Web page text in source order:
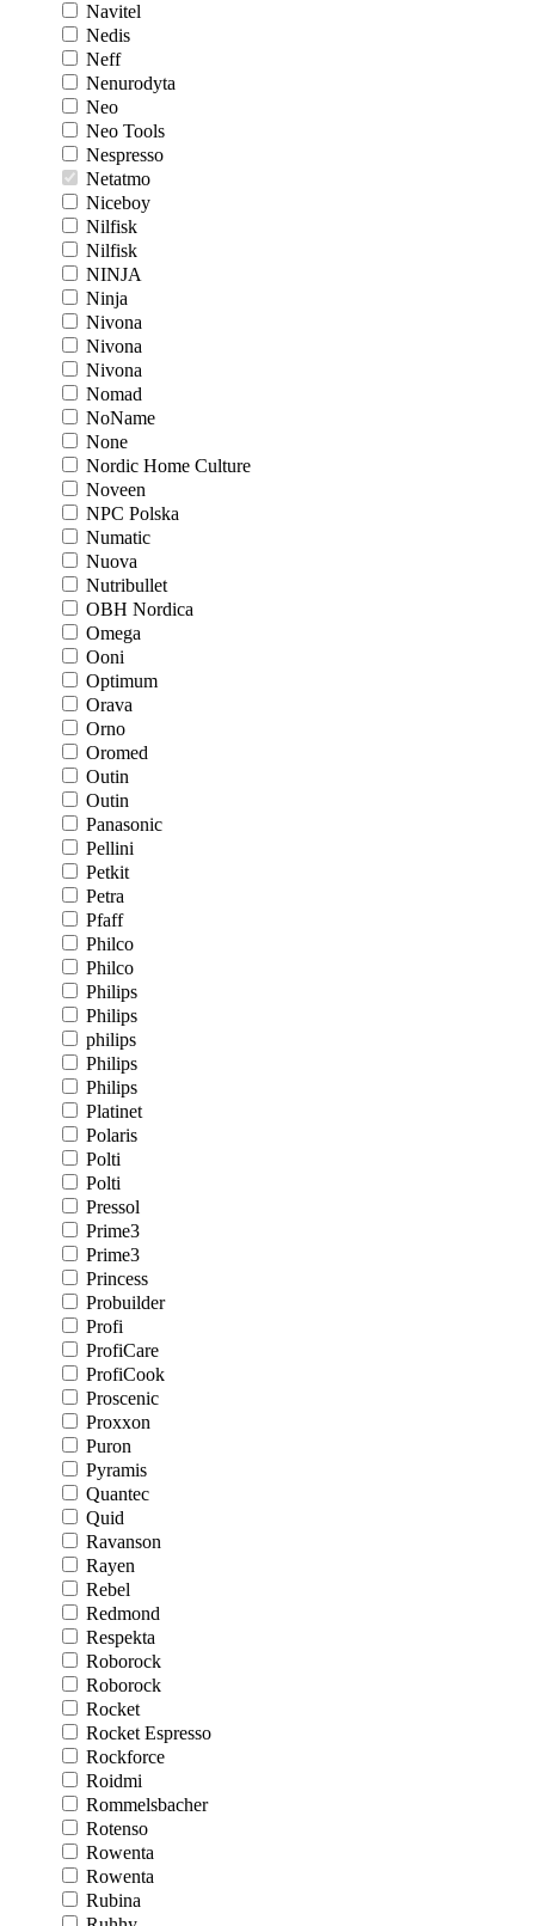
Navitel
Nedis
Neff
Nenurodyta
Neo
Neo Tools
Nespresso
Netatmo
Niceboy
Nilfisk
Nilfisk
NINJA
Ninja
Nivona
Nivona
Nivona
Nomad
NoName
None
Nordic Home Culture
Noveen
NPC Polska
Numatic
Nuova
Nutribullet
OBH Nordica
Omega
Ooni
Optimum
Orava
Orno
Oromed
Outin
Outin
Panasonic
Pellini
Petkit
Petra
Pfaff
Philco
Philco
Philips
Philips
philips
Philips
Philips
Platinet
Polaris
Polti
Polti
Pressol
Prime3
Prime3
Princess
Probuilder
Profi
ProfiCare
ProfiCook
Proscenic
Proxxon
Puron
Pyramis
Quantec
Quid
Ravanson
Rayen
Rebel
Redmond
Respekta
Roborock
Roborock
Rocket
Rocket Espresso
Rockforce
Roidmi
Rommelsbacher
Rotenso
Rowenta
Rowenta
Rubina